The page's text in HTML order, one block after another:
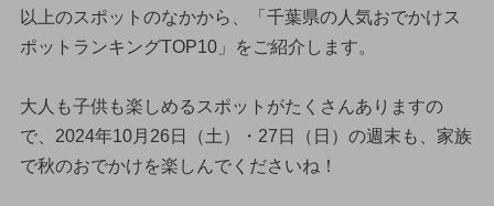
以上のスポットのなかから、「千葉県の人気おでかけス
ポットランキングTOP10」をご紹介します。
大人も子供も楽しめるスポットがたくさんありますの
で、2024年10月26日（土）・27日（日）の週末も、家族
で秋のおでかけを楽しんでくださいね！